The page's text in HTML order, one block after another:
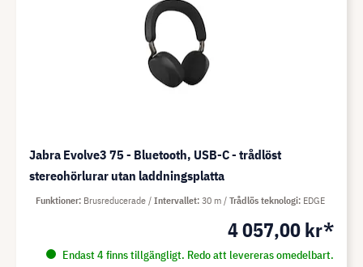
Jabra Evolve3 75 - Bluetooth, USB-C - trådlöst
stereohörlurar utan laddningsplatta
4 057,00 kr*
Endast 4 finns tillgängligt. Redo att levereras omedelbart.
Funktioner Brusreducerade Intervallet 30 m Trådlös teknologi EDGE